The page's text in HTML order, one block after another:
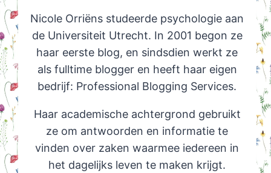
Nicole Orriëns studeerde psychologie aan
de Universiteit Utrecht. In 2001 begon ze
haar eerste blog, en sindsdien werkt ze
als fulltime blogger en heeft haar eigen
bedrijf: Professional Blogging Services.
Haar academische achtergrond gebruikt
ze om antwoorden en informatie te
vinden over zaken waarmee iedereen in
het dagelijks leven te maken krijgt.